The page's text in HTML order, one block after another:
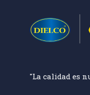
"La calidad es